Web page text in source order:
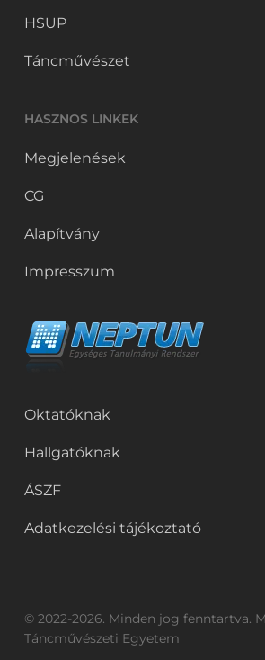
HSUP
Táncművészet
HASZNOS LINKEK
Megjelenések
CG
Alapítvány
Impresszum
Oktatóknak
Hallgatóknak
ÁSZF
Adatkezelési tájékoztató
© 2022-2026. Minden jog fenntartva.
Táncművészeti Egyetem